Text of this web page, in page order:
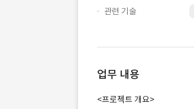
관련 기술
업무 내용
<프로젝트 개요>